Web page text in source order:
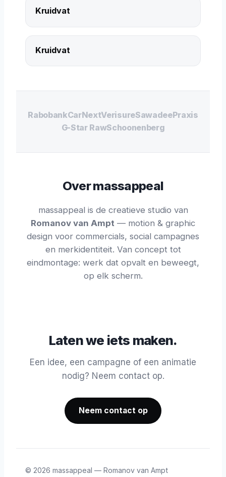
Kruidvat
Kruidvat
RabobankCarNextVerisureSawadeePraxis
G-Star RawSchoonenberg
Over massappeal
massappeal is de creatieve studio van
Romanov van Ampt — motion & graphic
design voor commercials, social campagnes
en merkidentiteit. Van concept tot
eindmontage: werk dat opvalt en beweegt,
op elk scherm.
Laten we iets maken.
Een idee, een campagne of een animatie
nodig? Neem contact op.
Neem contact op
© 2026 massappeal — Romanov van Ampt